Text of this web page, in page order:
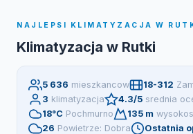
NAJLEPSI KLIMATYZACJA W
Klimatyzacja w Rutki
5 636 mieszkancow 18-312
3 klimatyzacja 4.3/5 srednia
18°C Pochmurno 135 m
26 Powietrze: Dobra Ostatnia